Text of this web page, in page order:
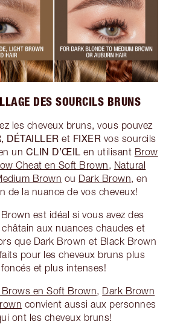
DES SOURCILS BRUNS
les cheveux bruns, vous pouvez
DÉTAILLER et FIXER vos sourcils
un CLIN D’ŒIL en utilisant Brow
Cheat en Soft Brown, Natural
Brown ou Dark Brown, en
de la nuance de vos cheveux!
est idéal si vous avez des
aux nuances chaudes et
que Dark Brown et Black Brown
pour les cheveux bruns plus
foncés et plus intenses!
Brows en Soft Brown, Dark Brown
convient aussi aux personnes
ont les cheveux bruns!